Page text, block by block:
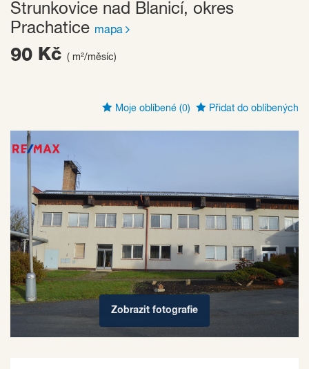
Strunkovice nad Blanicí, okres
Prachatice mapa
90 Kč ( m²/měsíc)
Moje oblíbené (0) Přidat do oblíbených
Zobrazit fotografie